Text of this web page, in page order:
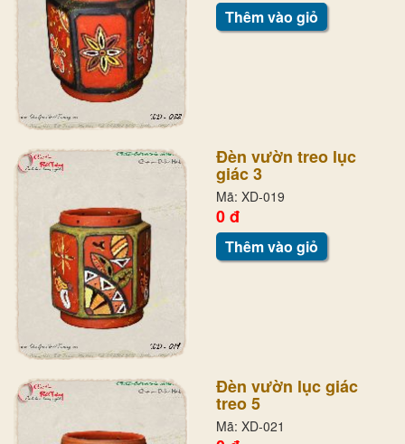
Thêm vào giỏ
Đèn vườn treo lục
giác 3
Mã: XD-019
0 đ
Thêm vào giỏ
Đèn vườn lục giác
treo 5
Mã: XD-021